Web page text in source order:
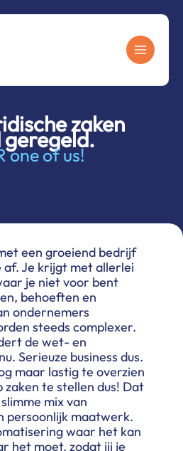
zaken
geregeld.
one of us!
een groeiend bedrijf
af. Je krijgt met allerlei
je niet voor bent
behoeften en
ondernemers
steeds complexer.
de wet- en
Serieuze business dus.
maar lastig te overzien
zaken te stellen dus! Dat
mix van
persoonlijk maatwerk.
waar het kan
het moet, zodat jij je